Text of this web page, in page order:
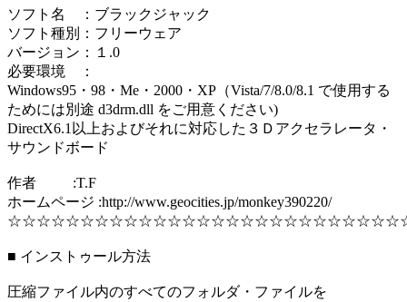
ソフト名 ：ブラックジャック
ソフト種別：フリーウェア
バージョン：１.0
必要環境 ：
Windows95・98・Me・2000・XP（Vista/7/8.0/8.1 で使用する
ためには別途 d3drm.dll をご用意ください)
DirectX6.1以上およびそれに対応した３Ｄアクセラレータ・
サウンドボード
作者 :T.F
ホームページ :http://www.geocities.jp/monkey390220/
■ インストゥール方法
圧縮ファイル内のすべてのフォルダ・ファイルを